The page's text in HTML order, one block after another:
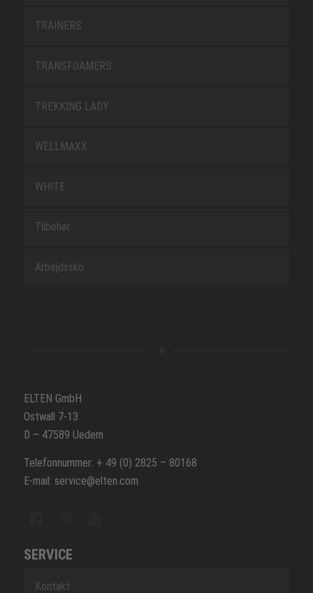
TRAINERS
TRANSFOAMERS
TREKKING LADY
WELLMAXX
WHITE
Tilbehør
Arbejdssko
ELTEN GmbH
Ostwall 7-13
D – 47589 Uedem
Telefonnummer: + 49 (0) 2825 – 80168
E-mail: service@elten.com
SERVICE
Kontakt